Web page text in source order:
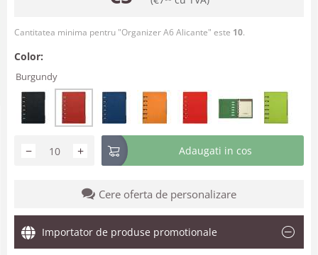
Cantitatea minima pentru "Organizer A6 Alicante" este 10.
Color:
Burgundy
+
− Adaugati in cos
Cere oferta de personalizare
Importator de produse promotionale